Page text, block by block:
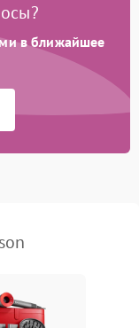
Подробнее →
в ближайшее